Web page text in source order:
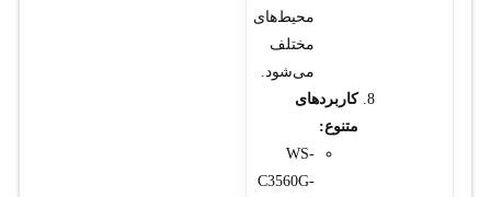
محیط‌های
مختلف
می‌شود.
کاربردهای
متنوع:
WS-
C3560G-